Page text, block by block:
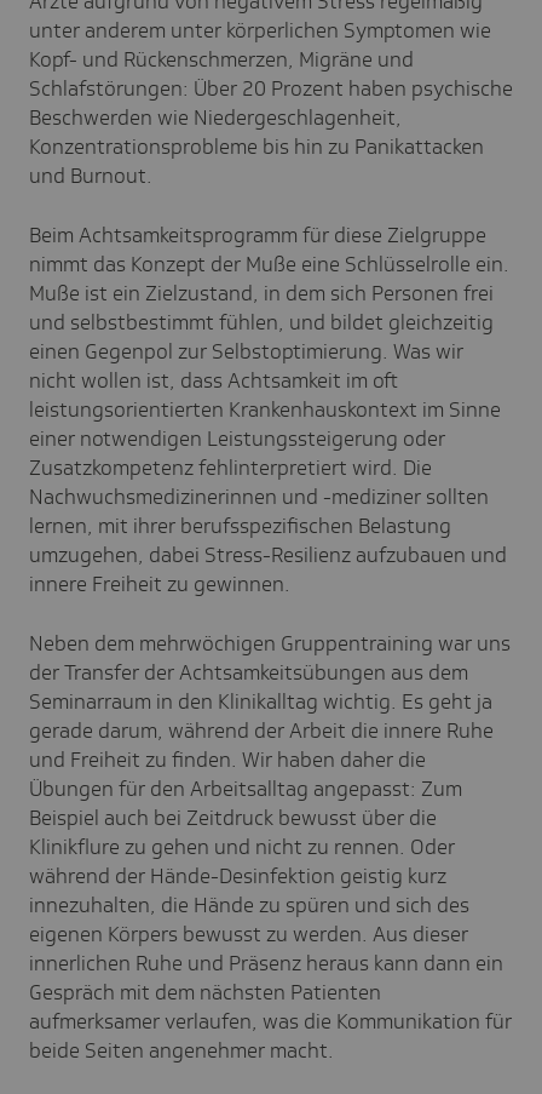
unter anderem unter körperlichen Symptomen wie
Kopf- und Rückenschmerzen, Migräne und
Schlafstörungen: Über 20 Prozent haben psychische
Beschwerden wie Niedergeschlagenheit,
Konzentrationsprobleme bis hin zu Panikattacken
und Burnout.
Beim Achtsamkeitsprogramm für diese Zielgruppe
nimmt das Konzept der Muße eine Schlüsselrolle ein.
Muße ist ein Zielzustand, in dem sich Personen frei
und selbstbestimmt fühlen, und bildet gleichzeitig
einen Gegenpol zur Selbstoptimierung. Was wir
nicht wollen ist, dass Achtsamkeit im oft
leistungsorientierten Krankenhauskontext im Sinne
einer notwendigen Leistungssteigerung oder
Zusatzkompetenz fehlinterpretiert wird. Die
Nachwuchsmedizinerinnen und -mediziner sollten
lernen, mit ihrer berufsspezifischen Belastung
umzugehen, dabei Stress-Resilienz aufzubauen und
innere Freiheit zu gewinnen.
Neben dem mehrwöchigen Gruppentraining war uns
der Transfer der Achtsamkeitsübungen aus dem
Seminarraum in den Klinikalltag wichtig. Es geht ja
gerade darum, während der Arbeit die innere Ruhe
und Freiheit zu finden. Wir haben daher die
Übungen für den Arbeitsalltag angepasst: Zum
Beispiel auch bei Zeitdruck bewusst über die
Klinikflure zu gehen und nicht zu rennen. Oder
während der Hände-Desinfektion geistig kurz
innezuhalten, die Hände zu spüren und sich des
eigenen Körpers bewusst zu werden. Aus dieser
innerlichen Ruhe und Präsenz heraus kann dann ein
Gespräch mit dem nächsten Patienten
aufmerksamer verlaufen, was die Kommunikation für
beide Seiten angenehmer macht.